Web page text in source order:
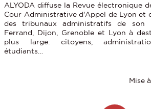
ALYODA diffuse la Revue électronique
Cour Administrative d'Appel de Lyon et
des tribunaux administratifs de son
Ferrand, Dijon, Grenoble et Lyon à
plus large: citoyens,
étudiants…
Mise